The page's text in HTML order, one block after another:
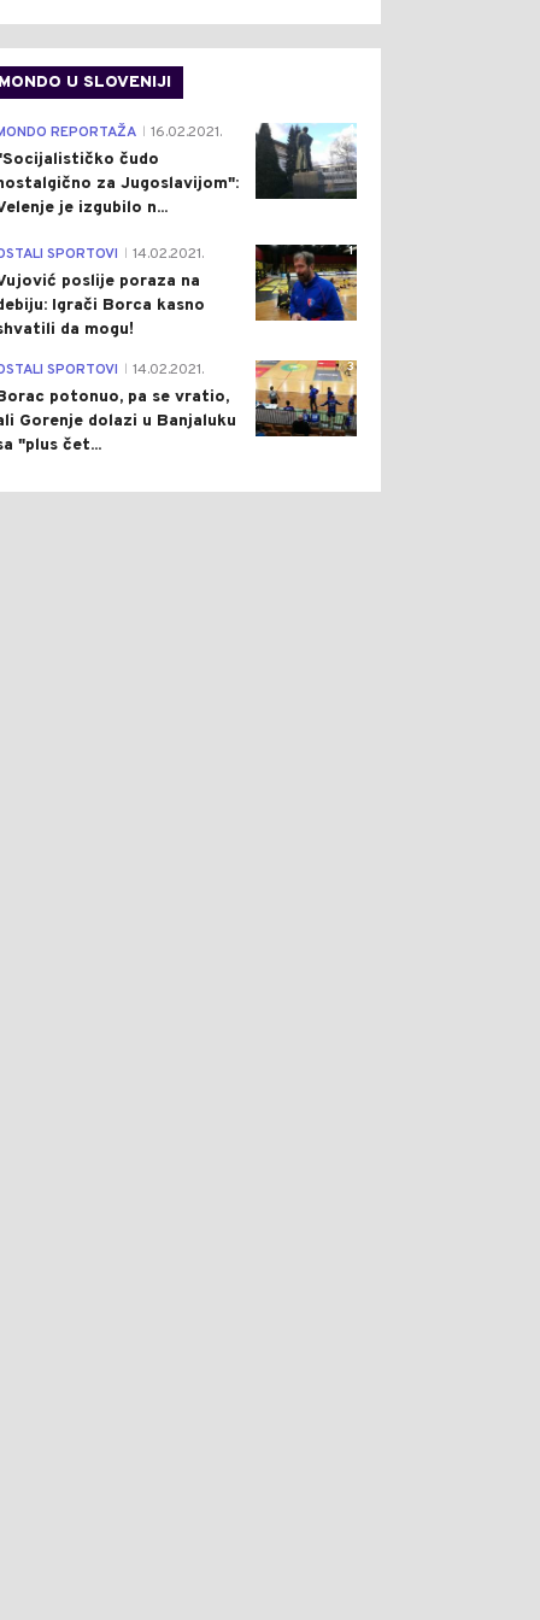
MONDO U SLOVENIJI
4
REPORTAŽA 16.02.2021.
čudo
za Jugoslavijom":
je izgubilo n...
1
SPORTOVI 14.02.2021.
poslije poraza na
Igrači Borca kasno
da mogu!
3
SPORTOVI 14.02.2021.
potonuo, pa se vratio,
Gorenje dolazi u Banjaluku
"plus čet...